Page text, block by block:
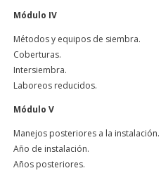
Módulo IV
Métodos y equipos de siembra.
Coberturas.
Intersiembra.
Laboreos reducidos.
Módulo V
Manejos posteriores a la instalación.
Año de instalación.
Años posteriores.